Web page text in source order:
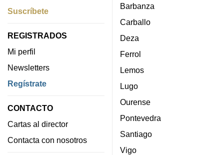
Suscríbete
REGISTRADOS
Mi perfil
Newsletters
Regístrate
CONTACTO
Cartas al director
Contacta con nosotros
Barbanza
Carballo
Deza
Ferrol
Lemos
Lugo
Ourense
Pontevedra
Santiago
Vigo